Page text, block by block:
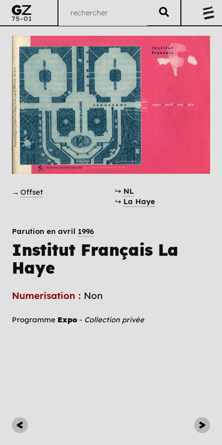
→ Offset ↪ NL
↪ La Haye
Parution en avril 1996
Institut Français La
Haye
Numerisation : Non
Programme Expo - Collection privée